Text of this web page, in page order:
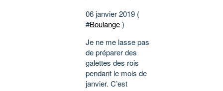
06 janvier 2019 (
#Boulange)
Je ne me lasse pas
de préparer des
galettes des rois
pendant le mois de
janvier. C’est